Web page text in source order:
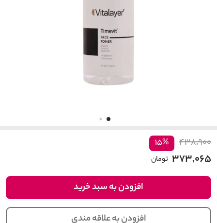
۴۳۸,۹۰۰ ۱۵%
۳۷۳,۰۶۵ تومان
افزودن به سبد خرید
افزودن به علاقه مندی